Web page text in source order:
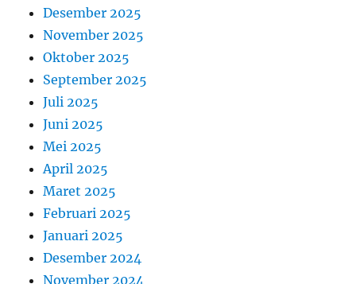
Desember 2025
November 2025
Oktober 2025
September 2025
Juli 2025
Juni 2025
Mei 2025
April 2025
Maret 2025
Februari 2025
Januari 2025
Desember 2024
November 2024